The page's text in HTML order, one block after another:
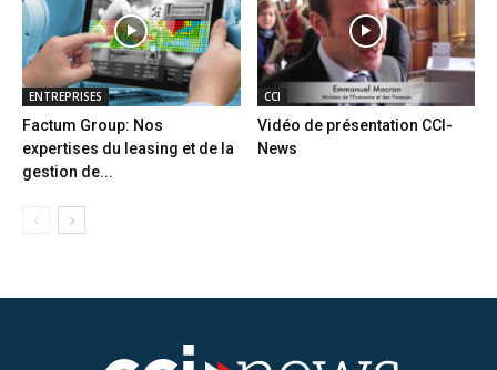
ENTREPRISES
Factum Group: Nos
expertises du leasing et de la
gestion de...
CCI
Vidéo de présentation CCI-
News